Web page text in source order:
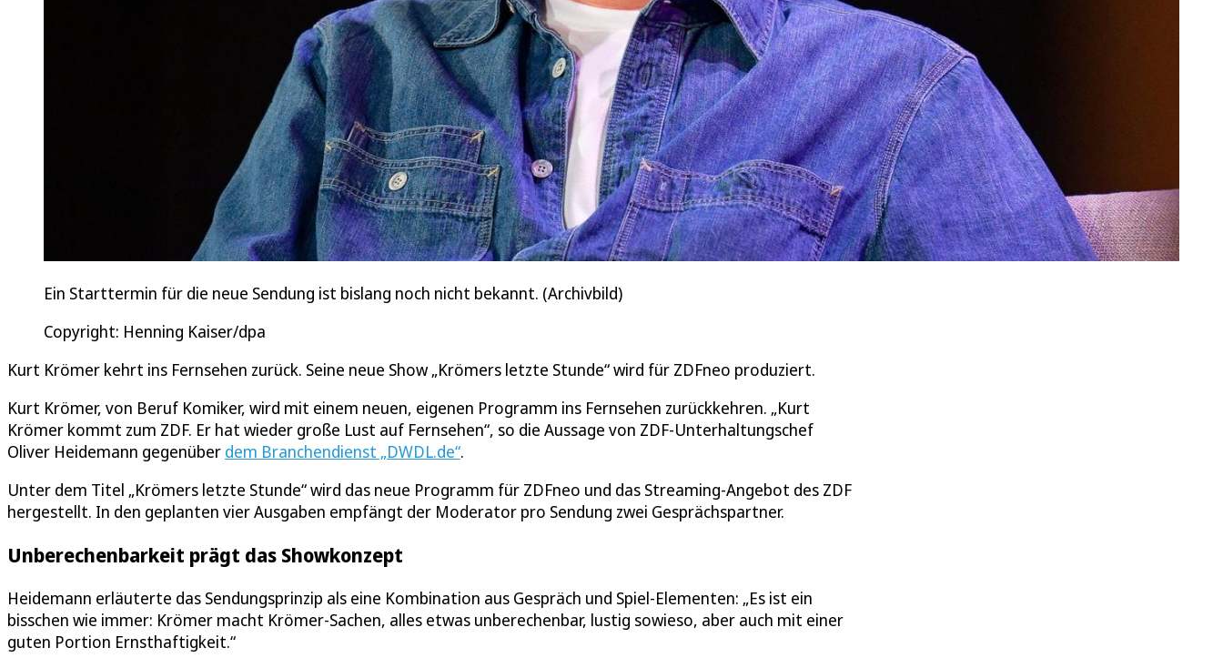
Ein Starttermin für die neue Sendung ist bislang noch nicht bekannt. (Archivbild)
Copyright: Henning Kaiser/dpa
Kurt Krömer kehrt ins Fernsehen zurück. Seine neue Show „Krömers letzte Stunde“ wird für ZDFneo produziert.
Kurt Krömer, von Beruf Komiker, wird mit einem neuen, eigenen Programm ins Fernsehen zurückkehren. „Kurt
Krömer kommt zum ZDF. Er hat wieder große Lust auf Fernsehen“, so die Aussage von ZDF-Unterhaltungschef
Oliver Heidemann gegenüber dem Branchendienst „DWDL.de“.
Unter dem Titel „Krömers letzte Stunde“ wird das neue Programm für ZDFneo und das Streaming-Angebot des ZDF
hergestellt. In den geplanten vier Ausgaben empfängt der Moderator pro Sendung zwei Gesprächspartner.
Unberechenbarkeit prägt das Showkonzept
Heidemann erläuterte das Sendungsprinzip als eine Kombination aus Gespräch und Spiel-Elementen: „Es ist ein
bisschen wie immer: Krömer macht Krömer-Sachen, alles etwas unberechenbar, lustig sowieso, aber auch mit einer
guten Portion Ernsthaftigkeit.“